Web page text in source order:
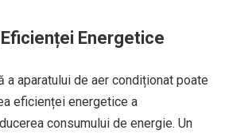
Energetice
a aparatului de aer condiționat poate
eficienței energetice a
consumului de energie. Un